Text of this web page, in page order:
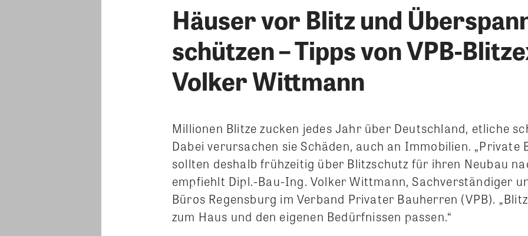
Häuser vor Blitz und
schützen – Tipps von VPB-
Volker Wittmann
Millionen Blitze zucken jedes Jahr über Deutschland, etliche
Dabei verursachen sie Schäden, auch an Immobilien. „Private
sollten deshalb frühzeitig über Blitzschutz für ihren Neubau
empfiehlt Dipl.-Bau-Ing. Volker Wittmann, Sachverständiger
Büros Regensburg im Verband Privater Bauherren (VPB).
zum Haus und den eigenen Bedürfnissen passen.“